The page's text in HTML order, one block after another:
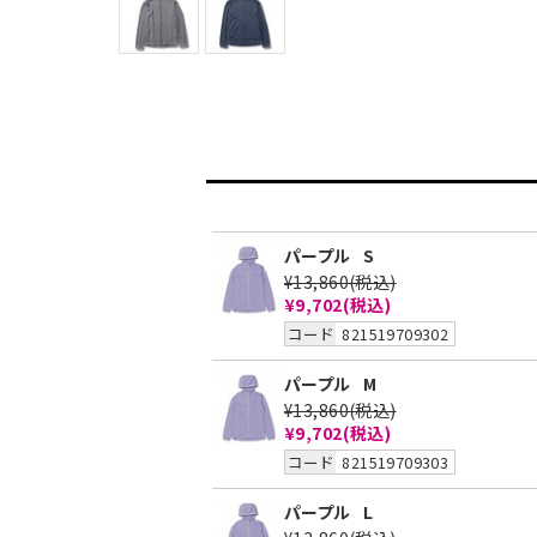
パープル S
¥13,860(税込)
¥9,702(税込)
コード 821519709302
パープル M
¥13,860(税込)
¥9,702(税込)
コード 821519709303
パープル L